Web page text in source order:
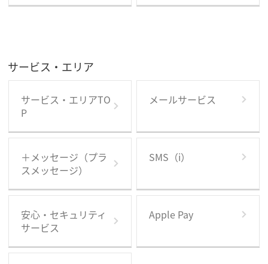
サービス・エリア
サービス・エリアTO
P
メールサービス
＋メッセージ（プラ
スメッセージ）
SMS（i）
安心・セキュリティ
サービス
Apple Pay